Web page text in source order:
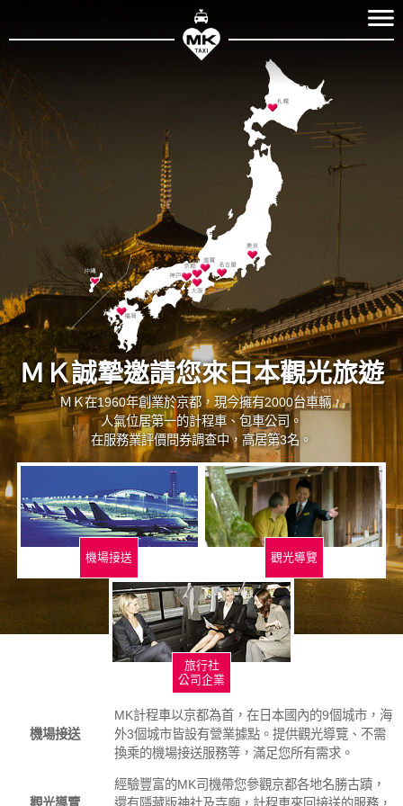
ＭＫ誠摯邀請您來日本觀光旅遊
ＭＫ在1960年創業於京都，現今擁有2000台車輛，
人氣位居第一的計程車、包車公司。
在服務業評價問券調查中，高居第3名。
機場接送 觀光導覽
旅行社
公司企業
機場接送
MK計程車以京都為首，在日本國內的9個城市，海
外3個城市皆設有營業據點。提供觀光導覽、不需
換乘的機場接送服務等，滿足您所有需求。
經驗豐富的MK司機帶您參觀京都各地名勝古蹟，